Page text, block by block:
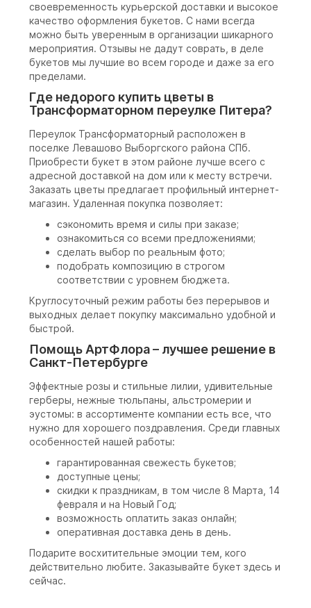
своевременность курьерской доставки и высокое
качество оформления букетов. С нами всегда
можно быть уверенным в организации шикарного
мероприятия. Отзывы не дадут соврать, в деле
букетов мы лучшие во всем городе и даже за его
пределами.
Где недорого купить цветы в
Трансформаторном переулке Питера?
Переулок Трансформаторный расположен в
поселке Левашово Выборгского района СПб.
Приобрести букет в этом районе лучше всего с
адресной доставкой на дом или к месту встречи.
Заказать цветы предлагает профильный интернет-
магазин. Удаленная покупка позволяет:
сэкономить время и силы при заказе;
ознакомиться со всеми предложениями;
сделать выбор по реальным фото;
подобрать композицию в строгом
соответствии с уровнем бюджета.
Круглосуточный режим работы без перерывов и
выходных делает покупку максимально удобной и
быстрой.
Помощь АртФлора – лучшее решение в
Санкт-Петербурге
Эффектные розы и стильные лилии, удивительные
герберы, нежные тюльпаны, альстромерии и
эустомы: в ассортименте компании есть все, что
нужно для хорошего поздравления. Среди главных
особенностей нашей работы:
гарантированная свежесть букетов;
доступные цены;
скидки к праздникам, в том числе 8 Марта, 14
февраля и на Новый Год;
возможность оплатить заказ онлайн;
оперативная доставка день в день.
Подарите восхитительные эмоции тем, кого
действительно любите. Заказывайте букет здесь и
сейчас.